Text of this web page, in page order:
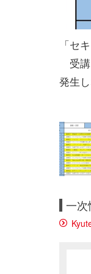
「セ
受講
発生
一次